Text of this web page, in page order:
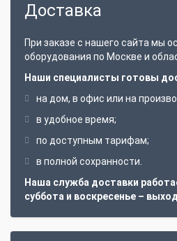
Доставка
При заказе с нашего сайта мы
оборудования по Москве и
Наши специалисты готовы
на дом, в офис или на
в удобное время;
по доступным тарифам;
в полной сохранности.
Наша служба доставки
суббота и воскресенье –